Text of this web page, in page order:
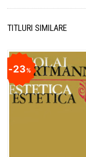
TITLURI SIMILARE
23%